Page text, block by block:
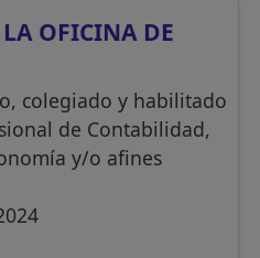
LA OFICINA DE
colegiado y habilitado
de Contabilidad,
y/o afines